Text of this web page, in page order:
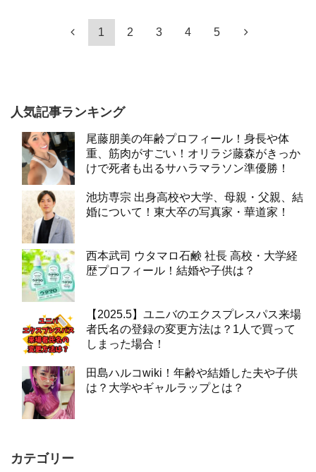
1 2 3 4 5
人気記事ランキング
尾藤朋美の年齢プロフィール！身長や体
重、筋肉がすごい！オリラジ藤森がきっか
けで死者も出るサハラマラソン準優勝！
池坊専宗 出身高校や大学、母親・父親、結
婚について！東大卒の写真家・華道家！
西本武司 ウタマロ石鹸 社長 高校・大学経
歴プロフィール！結婚や子供は？
【2025.5】ユニバのエクスプレスパス来場
者氏名の登録の変更方法は？1人で買って
しまった場合！
田島ハルコwiki！年齢や結婚した夫や子供
は？大学やギャルラップとは？
カテゴリー